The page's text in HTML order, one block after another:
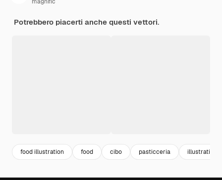
Potrebbero piacerti anche questi vettori.
food illustration food cibo pasticceria illustration